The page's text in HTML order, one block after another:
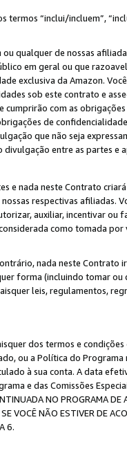
termos “inclui/incluem”,
qualquer de nossas
em geral ou que
exclusiva da Amazon.
sob este contrato e
cumprirão com as
de
que não seja
entre as partes e
e nada neste Contrato
respectivas afiliadas.
auxiliar, incentivar
como tomada por
nada neste
forma (incluindo tomar ou
leis, regulamentos,
dos termos e
ou a Política do
à sua conta. A data
e das Comissões
NO PROGRAMA DE
VOCÊ NÃO ESTIVER DE
6.